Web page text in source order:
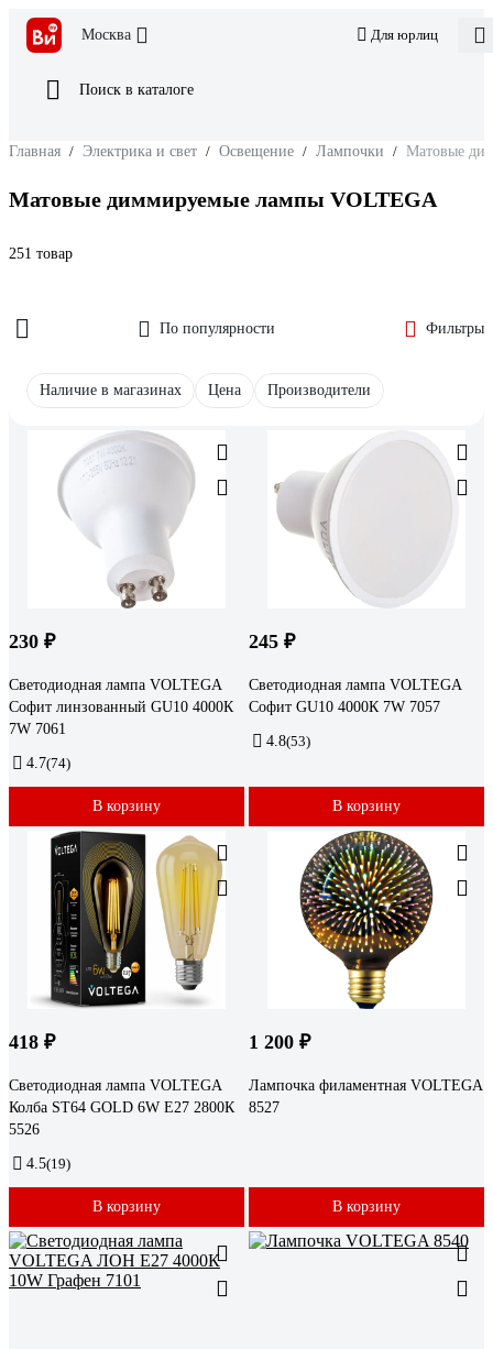
Москва Для юрлиц
Поиск в каталоге
Главная / Электрика и свет / Освещение / Лампочки / Матовые
Матовые диммируемые лампы VOLTEGA
251 товар
По популярности Фильтры
Наличие в магазинах Цена Производители
230 ₽
Светодиодная лампа VOLTEGA
Софит линзованный GU10 4000К
7W 7061
4.7(74)
В корзину
245 ₽
Светодиодная лампа VOLTEGA
Софит GU10 4000К 7W 7057
4.8(53)
В корзину
418 ₽
Светодиодная лампа VOLTEGA
Колба ST64 GOLD 6W Е27 2800К
5526
4.5(19)
В корзину
1 200 ₽
Лампочка филаментная VOLTEGA
8527
В корзину